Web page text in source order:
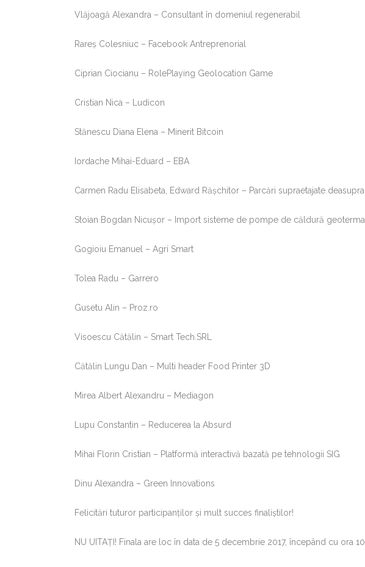
Vlăjoagă Alexandra – Consultant în domeniul regenerabil
Rareș Colesniuc – Facebook Antreprenorial
Ciprian Ciocianu – RolePlaying Geolocation Game
Cristian Nica – Ludicon
Stănescu Diana Elena – Minerit Bitcoin
Iordache Mihai-Eduard – EBA
Carmen Radu Elisabeta, Edward Răşchitor – Parcări supraetajate
Stoian Bogdan Nicușor – Import sisteme de pompe de căldură
Gogioiu Emanuel – Agri Smart
Tolea Radu – Garrero
Gusetu Alin – Proz.ro
Visoescu Cătălin – Smart Tech.SRL
Cătălin Lungu Dan – Multi header Food Printer 3D
Mirea Albert Alexandru – Mediagon
Lupu Constantin – Reducerea la Absurd
Mihai Florin Cristian – Platformă interactivă bazată pe tehnologii SIG
Dinu Alexandra – Green Innovations
Felicitări tuturor participanților și mult succes finaliștilor!
NU UITAȚI! Finala are loc în data de 5 decembrie 2017, începând cu ora